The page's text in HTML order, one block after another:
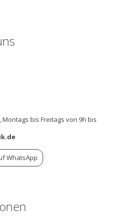
bis Freitags von 9h bis
WhatsApp